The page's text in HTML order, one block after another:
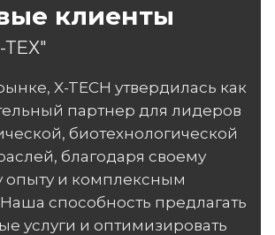
клиенты
X-TECH утвердилась как
партнер для лидеров
биотехнологической
благодаря своему
и комплексным
способность предлагать
услуги и оптимизировать